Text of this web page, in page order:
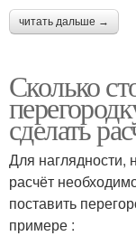
перегородка
Перегородки в
доме
читать дальше →
Сколько
сделать
Для наглядности,
расчёт
поставить
примере :